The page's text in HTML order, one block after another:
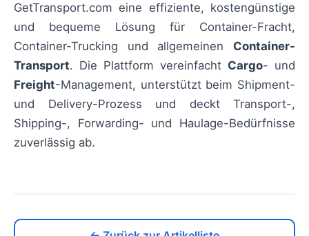
GetTransport.com eine effiziente, kostengünstige
und bequeme Lösung für Container-Fracht,
Container-Trucking und allgemeinen Container-
Transport. Die Plattform vereinfacht Cargo- und
Freight-Management, unterstützt beim Shipment-
und Delivery-Prozess und deckt Transport-,
Shipping-, Forwarding- und Haulage-Bedürfnisse
zuverlässig ab.